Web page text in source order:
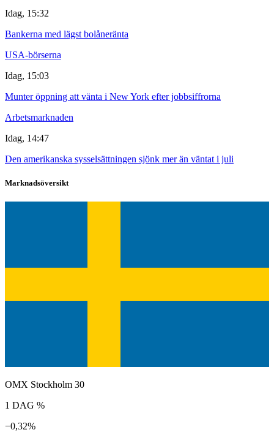
Idag, 15:32
Bankerna med lägst bolåneränta
USA-börserna
Idag, 15:03
Munter öppning att vänta i New York efter jobbsiffrorna
Arbetsmarknaden
Idag, 14:47
Den amerikanska sysselsättningen sjönk mer än väntat i juli
Marknadsöversikt
OMX Stockholm 30
1 DAG %
−0,32%